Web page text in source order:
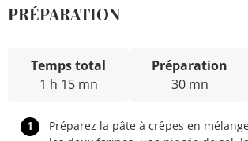
PRÉPARATION
Temps total
1 h 15 mn
Préparation
30 mn
1
Préparez la pâte à crêpes en